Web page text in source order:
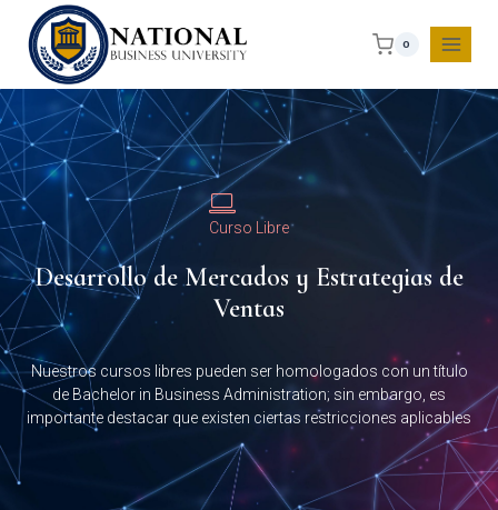
0
Curso Libre
Desarrollo de Mercados y Estrategias de
Ventas
Nuestros cursos libres pueden ser homologados con un título
de Bachelor in Business Administration; sin embargo, es
importante destacar que existen ciertas restricciones aplicables